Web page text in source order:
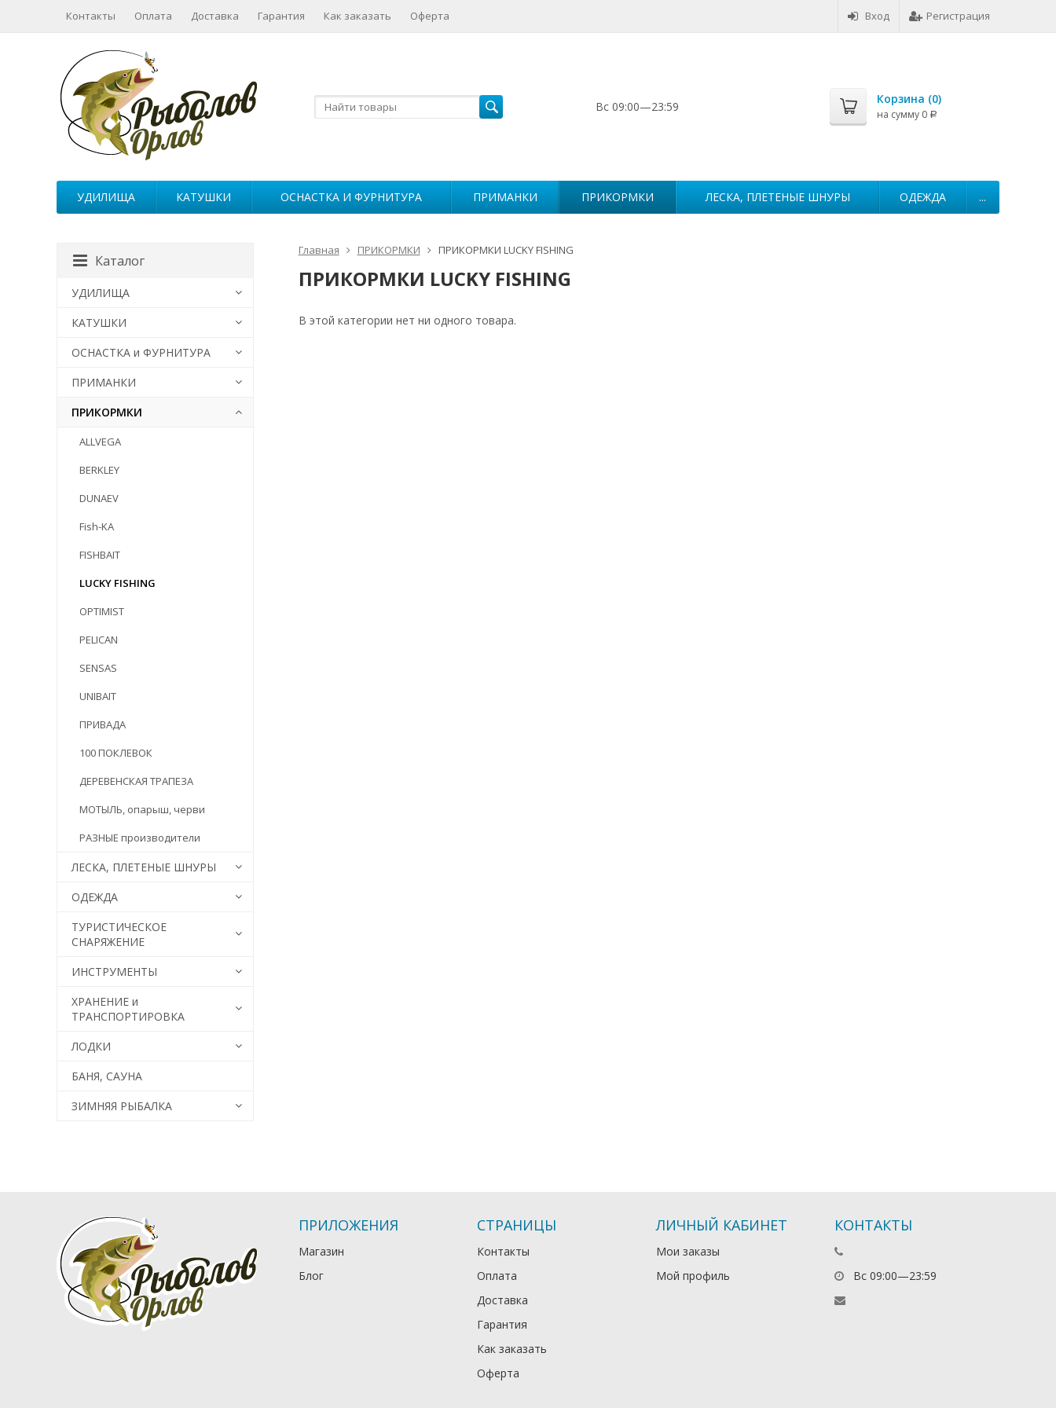
Вход Регистрация
Контакты Оплата Доставка Гарантия Как заказать Оферта
Вс 09:00—23:59
Корзина (0)
на сумму 0 Р
УДИЛИЩА КАТУШКИ ОСНАСТКА И ФУРНИТУРА ПРИМАНКИ ПРИКОРМКИ ЛЕСКА, ПЛЕТЕНЫЕ ШНУРЫ ОДЕЖДА ...
Главная ПРИКОРМКИ ПРИКОРМКИ LUCKY FISHING
ПРИКОРМКИ LUCKY FISHING
В этой категории нет ни одного товара.
Каталог
УДИЛИЩА
КАТУШКИ
ОСНАСТКА и ФУРНИТУРА
ПРИМАНКИ
ПРИКОРМКИ
ALLVEGA
BERKLEY
DUNAEV
Fish-KA
FISHBAIT
LUCKY FISHING
OPTIMIST
PELICAN
SENSAS
UNIBAIT
ПРИВАДА
100 ПОКЛЕВОК
ДЕРЕВЕНСКАЯ ТРАПЕЗА
МОТЫЛЬ, опарыш, черви
РАЗНЫЕ производители
ЛЕСКА, ПЛЕТЕНЫЕ ШНУРЫ
ОДЕЖДА
ТУРИСТИЧЕСКОЕ
СНАРЯЖЕНИЕ
ИНСТРУМЕНТЫ
ХРАНЕНИЕ и
ТРАНСПОРТИРОВКА
ЛОДКИ
БАНЯ, САУНА
ЗИМНЯЯ РЫБАЛКА
ПРИЛОЖЕНИЯ
Магазин
Блог
СТРАНИЦЫ
Контакты
Оплата
Доставка
Гарантия
Как заказать
Оферта
ЛИЧНЫЙ КАБИНЕТ
Мои заказы
Мой профиль
КОНТАКТЫ
Вс 09:00—23:59